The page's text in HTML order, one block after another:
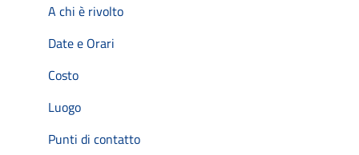
A chi è rivolto
Date e Orari
Costo
Luogo
Punti di contatto